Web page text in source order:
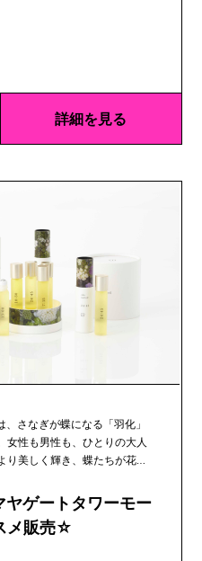
詳細を見る
、さなぎが蝶になる「羽化」
女性も男性も、ひとりの大人
り美しく輝き、蝶たちが花か
ヤゲートタワーモー
メ販売☆